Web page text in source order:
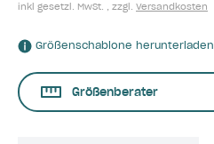
inkl gesetzl. MwSt. , zzgl. Versandkosten
Größenschablone herunterladen
Größenberater